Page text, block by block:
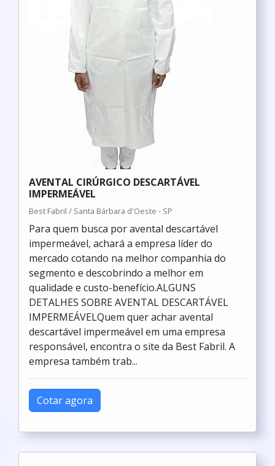
AVENTAL CIRÚRGICO DESCARTÁVEL
IMPERMEÁVEL
Best Fabril / Santa Bárbara d'Oeste - SP
Para quem busca por avental descartável
impermeável, achará a empresa líder do
mercado cotando na melhor companhia do
segmento e descobrindo a melhor em
qualidade e custo-benefício.ALGUNS
DETALHES SOBRE AVENTAL DESCARTÁVEL
IMPERMEÁVELQuem quer achar avental
descartável impermeável em uma empresa
responsável, encontra o site da Best Fabril. A
empresa também trab...
Cotar agora